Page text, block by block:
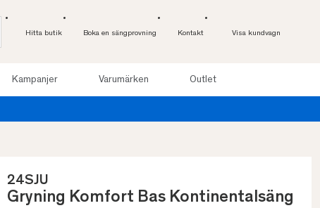
Hitta butik Boka en sängprovning Kontakt Visa kundvagn
Kampanjer Varumärken Outlet
24SJU
Gryning Komfort Bas Kontinentalsäng